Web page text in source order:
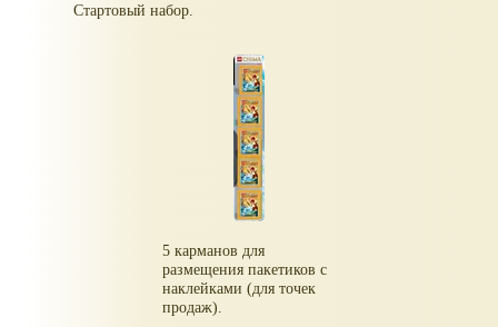
Стартовый набор.
5 карманов для
размещения пакетиков с
наклейками (для точек
продаж).